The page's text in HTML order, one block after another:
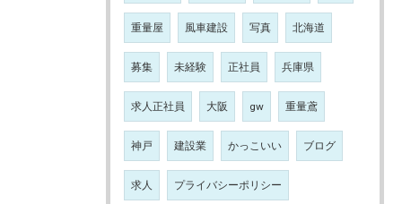
重量屋 風車建設 写真 北海道
募集 未経験 正社員 兵庫県
求人正社員 大阪 gw 重量鳶
神戸 建設業 かっこいい ブログ
求人 プライバシーポリシー